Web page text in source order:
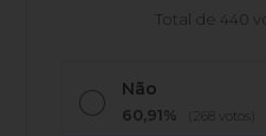
Total de 440
Não
60,91% (268 votos)